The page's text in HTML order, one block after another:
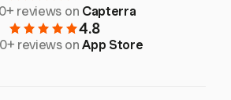
reviews on Capterra
4.8
reviews onApp Store